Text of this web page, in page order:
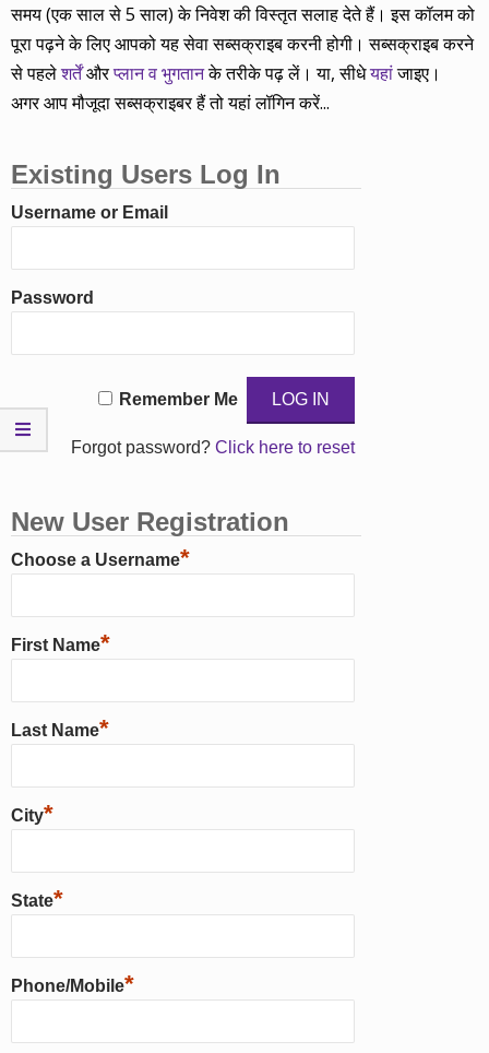
समय (एक साल से 5 साल) के निवेश की विस्तृत सलाह देते हैं। इस कॉलम को
पूरा पढ़ने के लिए आपको यह सेवा सब्सक्राइब करनी होगी। सब्सक्राइब करने
से पहलेशर्तेंऔरप्लान व भुगतानके तरीके पढ़ लें। या, सीधेयहांजाइए।
अगर आप मौजूदा सब्सक्राइबर हैं तो यहां लॉगिन करें...
Existing Users Log In
Username or Email
Password
Remember Me
Forgot password? Click here to reset
New User Registration
Choose a Username*
First Name*
Last Name*
City*
State*
Phone/Mobile*